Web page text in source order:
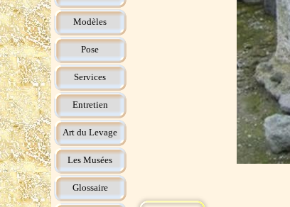
Modèles
Pose
Services
Entretien
Art du Levage
Les Musées
Glossaire